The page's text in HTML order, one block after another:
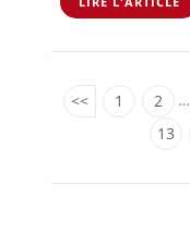
<< 1 2 …
13